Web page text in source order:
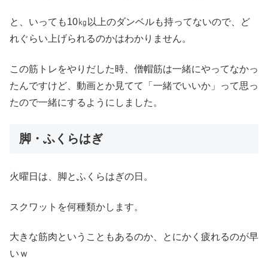
と、いっても10㎏以上のダンベルも持ってないので、ど
れぐらい上げられるのかはわかりません。
この筋トレをやりだした時、僧帽筋は一緒にやってなかっ
たんですけど、動画とか見てて「一緒でいいか」って思っ
たので一緒にするようにしました。
脚・ふくらはぎ
火曜日は、脚とふくらはぎの日。
スクワットを何種類かします。
大きな筋肉ということもあるのか、とにかく疲れるのが早
いｗ